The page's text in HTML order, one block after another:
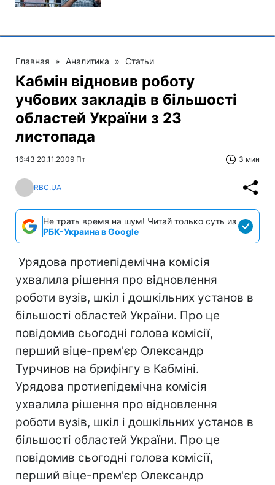
Главная » Аналитика » Статьи
Кабмін відновив роботу
учбових закладів в більшості
областей України з 23
листопада
16:43 20.11.2009 Пт 3 мин
RBC.UA
Не трать время на шум! Читай только суть из
РБК-Украина в Google
Урядова протиепідемічна комісія
ухвалила рішення про відновлення
роботи вузів, шкіл і дошкільних установ в
більшості областей України. Про це
повідомив сьогодні голова комісії,
перший віце-прем'єр Олександр
Турчинов на брифінгу в Кабміні.
Урядова протиепідемічна комісія
ухвалила рішення про відновлення
роботи вузів, шкіл і дошкільних установ в
більшості областей України. Про це
повідомив сьогодні голова комісії,
перший віце-прем'єр Олександр